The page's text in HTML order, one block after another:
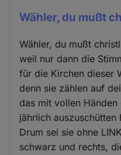
Wähler, du mußt
Wähler, du mußt
weil nur dann die
für die Kirchen dieser
denn sie zählen auf
das mit vollen Händen
jährlich auszuschütten
Drum sei sie ohne
schwarz und rechts,